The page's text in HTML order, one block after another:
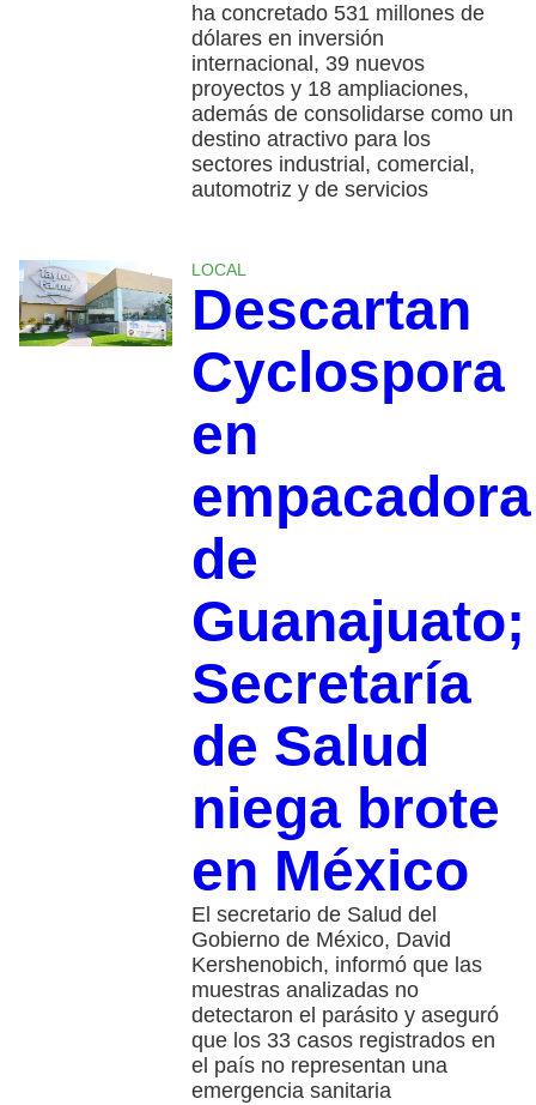
ha concretado 531 millones de
dólares en inversión
internacional, 39 nuevos
proyectos y 18 ampliaciones,
además de consolidarse como un
destino atractivo para los
sectores industrial, comercial,
automotriz y de servicios
LOCAL
Descartan
Cyclospora
en
empacadora
de
Guanajuato;
Secretaría
de Salud
niega brote
en México
El secretario de Salud del
Gobierno de México, David
Kershenobich, informó que las
muestras analizadas no
detectaron el parásito y aseguró
que los 33 casos registrados en
el país no representan una
emergencia sanitaria